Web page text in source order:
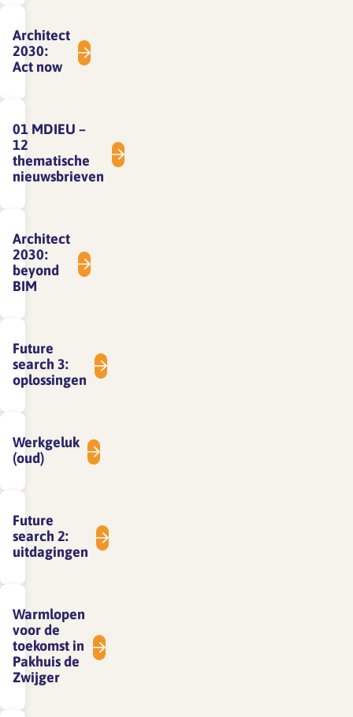
Architect
2030:
Act now
01 MDIEU –
12
thematische
nieuwsbrieven
Architect
2030:
beyond
BIM
Future
search 3:
oplossingen
Werkgeluk
(oud)
Future
search 2:
uitdagingen
Warmlopen
voor de
toekomst in
Pakhuis de
Zwijger